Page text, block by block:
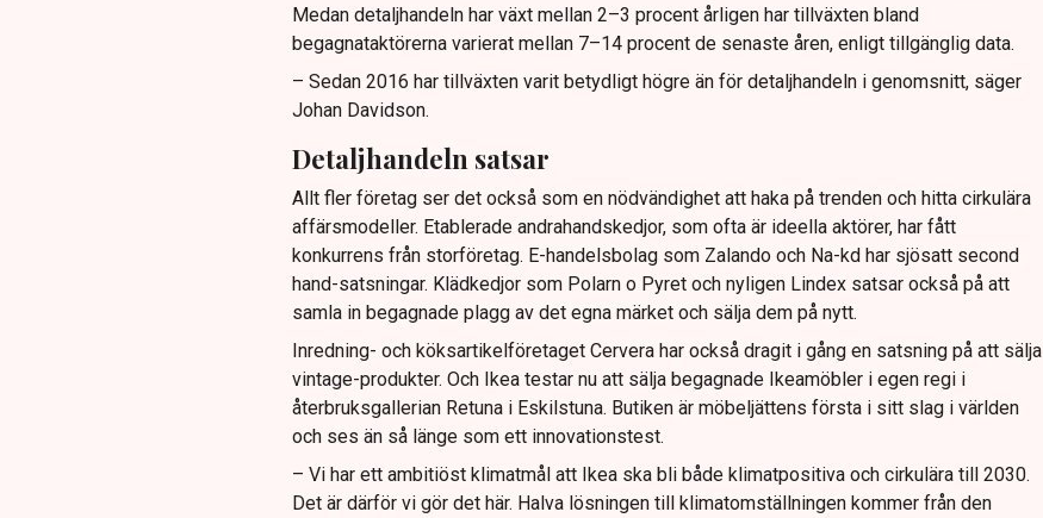
Medan detaljhandeln har växt mellan 2–3 procent årligen har tillväxten bland
begagnataktörerna varierat mellan 7–14 procent de senaste åren, enligt tillgänglig data.
– Sedan 2016 har tillväxten varit betydligt högre än för detaljhandeln i genomsnitt, säger
Johan Davidson.
Detaljhandeln satsar
Allt fler företag ser det också som en nödvändighet att haka på trenden och hitta cirkulära
affärsmodeller. Etablerade andrahandskedjor, som ofta är ideella aktörer, har fått
konkurrens från storföretag. E-handelsbolag som Zalando och Na-kd har sjösatt second
hand-satsningar. Klädkedjor som Polarn o Pyret och nyligen Lindex satsar också på att
samla in begagnade plagg av det egna märket och sälja dem på nytt.
Inredning- och köksartikelföretaget Cervera har också dragit i gång en satsning på att sälja
vintage-produkter. Och Ikea testar nu att sälja begagnade Ikeamöbler i egen regi i
återbruksgallerian Retuna i Eskilstuna. Butiken är möbeljättens första i sitt slag i världen
och ses än så länge som ett innovationstest.
– Vi har ett ambitiöst klimatmål att Ikea ska bli både klimatpositiva och cirkulära till 2030.
Det är därför vi gör det här. Halva lösningen till klimatomställningen kommer från den